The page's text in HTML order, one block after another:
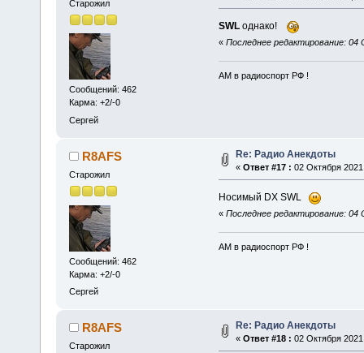
Старожил
Сообщений: 462
Карма: +2/-0
Сергей
SWLоднако!
« Последнее редактирование:
АМ в радиоспорт РФ !
R8AFS
Старожил
Сообщений: 462
Карма: +2/-0
Сергей
Re: Радио Анекдоты
« Ответ #17 : 02 Октября
Носимый DX SWL
« Последнее редактирование:
АМ в радиоспорт РФ !
R8AFS
Старожил
Re: Радио Анекдоты
« Ответ #18 : 02 Октября